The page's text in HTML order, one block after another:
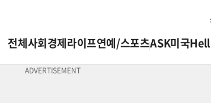
전체사회경제라이프연예/스포츠ASK미국